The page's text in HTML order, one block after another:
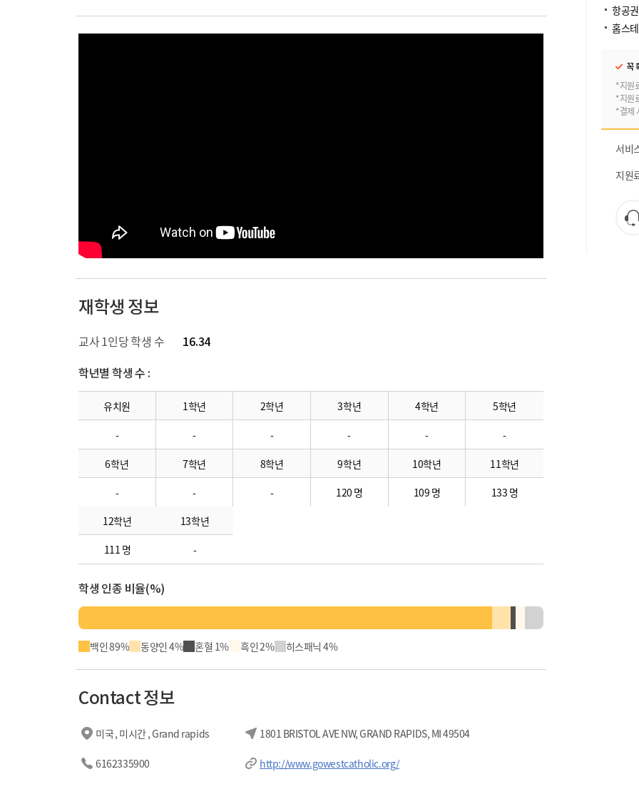
재학생 정보
교사 1인당 학생 수
16.34
학년별 학생 수 :
유치원
-
1학년
-
2학년
-
3학년
-
4학년
-
5학년
-
6학년
-
7학년
-
8학년
-
9학년
120 명
10학년
109 명
11학년
133 명
12학년
111 명
13학년
-
학생 인종 비율(%)
백인 89% 동양인 4% 혼혈 1% 흑인 2% 히스패닉 4%
Contact 정보
미국 , 미시간 , Grand rapids 1801 BRISTOL AVE NW, GRAND RAPIDS, MI 49504
6162335900 http://www.gowestcatholic.org/
항공
홈스
꼭
*지원
*지원
*결제
서비
지원